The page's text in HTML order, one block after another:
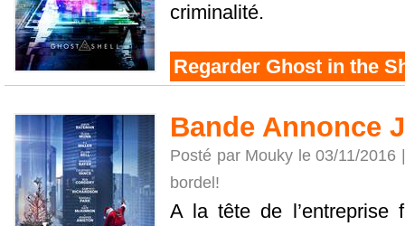
criminalité.
Regarder Ghost in the
Bande Annonce
Posté par Mouky le 03/11/2016
bordel!
A la tête de l’entreprise